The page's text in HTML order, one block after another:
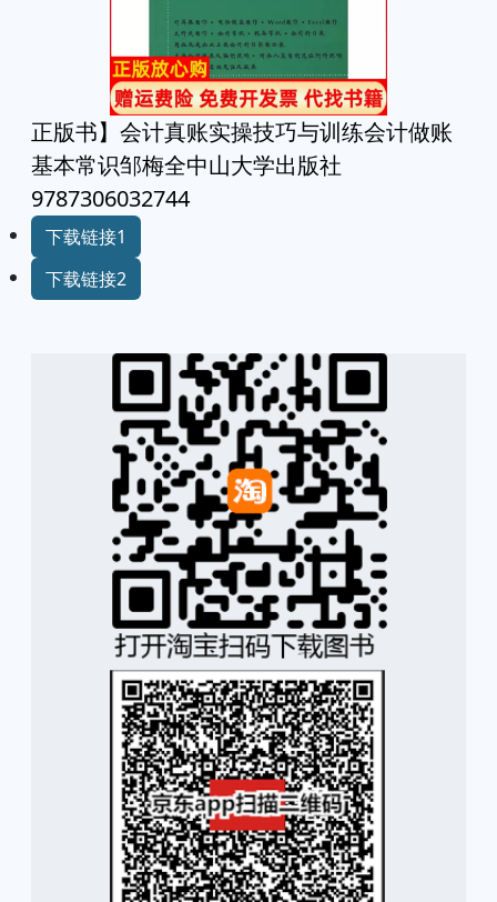
正版书】会计真账实操技巧与训练会计做账
基本常识邹梅全中山大学出版社
9787306032744
下载链接1
下载链接2